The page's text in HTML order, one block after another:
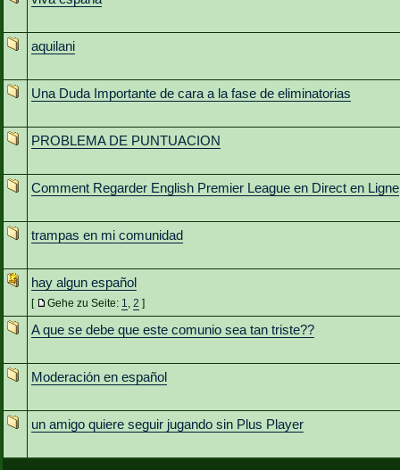
aquilani
Una Duda Importante de cara a la fase de eliminatorias
PROBLEMA DE PUNTUACION
Comment Regarder English Premier League en Direct en Ligne
trampas en mi comunidad
hay algun español
[ Gehe zu Seite: 1, 2 ]
A que se debe que este comunio sea tan triste??
Moderación en español
un amigo quiere seguir jugando sin Plus Player